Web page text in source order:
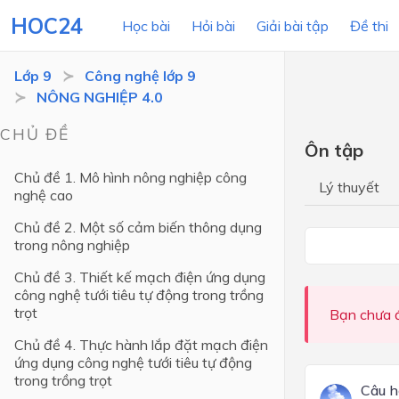
HOC24 Học bài Hỏi bài Giải bài tập Đề thi
Lớp 12
Lớp 10
Lớp 9
Lớp 8
Lớp 6
Lớp 9
Công nghệ lớp 9
NÔNG NGHIỆP 4.0
CHỦ ĐỀ
Chủ đề 1. Mô hình nông nghiệp công
nghệ cao
Chủ đề 2. Một số cảm biến thông dụng
trong nông nghiệp
Chủ đề 3. Thiết kế mạch điện ứng dụng
công nghệ tưới tiêu tự động trong trồng
trọt
Chủ đề 4. Thực hành lắp đặt mạch điện
ứng dụng công nghệ tưới tiêu tự động
trong trồng trọt
Ôn tập
Lý thuyết
Bạn chưa
Câu